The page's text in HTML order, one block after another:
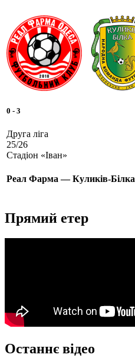
0 - 3
Друга ліга
25/26
Стадіон «Іван»
Реал Фарма — Куликів-Білка
Прямий етер
Останнє відео